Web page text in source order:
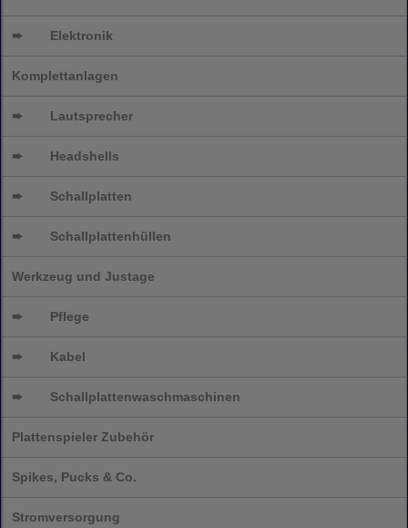
➨ Elektronik
Komplettanlagen
➨ Lautsprecher
➨ Headshells
➨ Schallplatten
➨ Schallplattenhüllen
Werkzeug und Justage
➨ Pflege
➨ Kabel
➨ Schallplattenwaschmaschinen
Plattenspieler Zubehör
Spikes, Pucks & Co.
Stromversorgung